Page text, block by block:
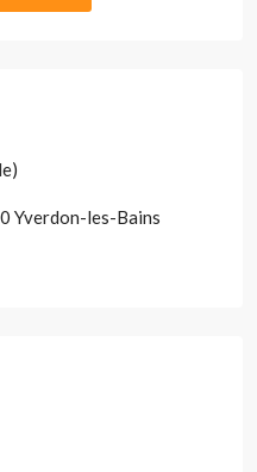
Yverdon-les-Bains